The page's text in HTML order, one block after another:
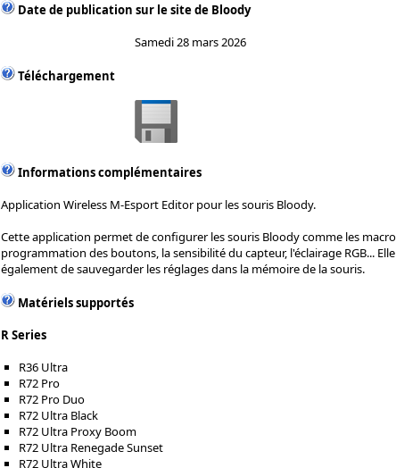
Date de publication sur le site de Bloody
Samedi 28 mars 2026
Téléchargement
Informations complémentaires
Application Wireless M-Esport Editor pour les souris Bloody.
Cette application permet de configurer les souris Bloody comme les
programmation des boutons, la sensibilité du capteur, l'éclairage RGB...
également de sauvegarder les réglages dans la mémoire de la souris.
Matériels supportés
R Series
R36 Ultra
R72 Pro
R72 Pro Duo
R72 Ultra Black
R72 Ultra Proxy Boom
R72 Ultra Renegade Sunset
R72 Ultra White